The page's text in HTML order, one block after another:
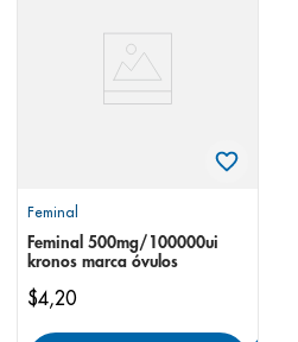
Feminal
Feminal 500mg/100000ui
kronos marca óvulos
$4,20
pediasure
panolini